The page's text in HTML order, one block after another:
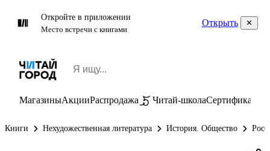
Откройте в приложении
Место встречи с книгами
Открыть
МагазиныАкцииРаспродажа Читай-школаСертификаты
Книги Нехудожественная литература История. Общество